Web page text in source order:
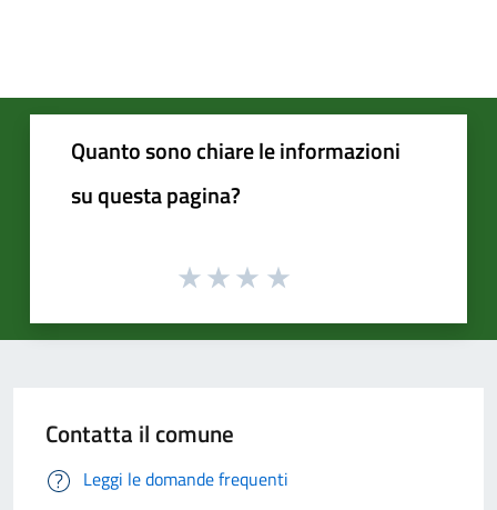
Quanto sono chiare le informazioni
su questa pagina?
Contatta il comune
Leggi le domande frequenti